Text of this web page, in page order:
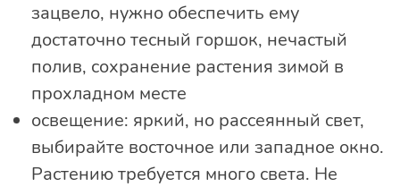
зацвело, нужно обеспечить ему
достаточно тесный горшок, нечастый
полив, сохранение растения зимой в
прохладном месте
освещение: яркий, но рассеянный свет,
выбирайте восточное или западное окно.
Растению требуется много света. Не